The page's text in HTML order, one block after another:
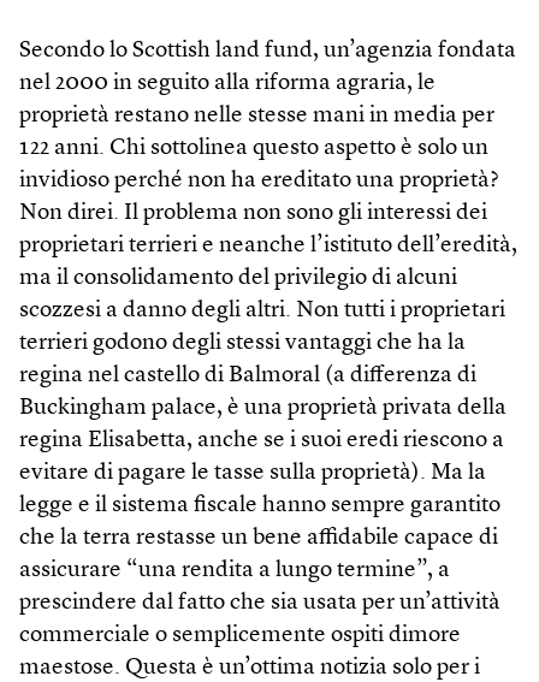
Secondo lo Scottish land fund, un’agenzia fondata
nel 2000 in seguito alla riforma agraria, le
proprietà restano nelle stesse mani in media per
122 anni. Chi sottolinea questo aspetto è solo un
invidioso perché non ha ereditato una proprietà?
Non direi. Il problema non sono gli interessi dei
proprietari terrieri e neanche l’istituto dell’eredità,
ma il consolidamento del privilegio di alcuni
scozzesi a danno degli altri. Non tutti i proprietari
terrieri godono degli stessi vantaggi che ha la
regina nel castello di Balmoral (a differenza di
Buckingham palace, è una proprietà privata della
regina Elisabetta, anche se i suoi eredi riescono a
evitare di pagare le tasse sulla proprietà). Ma la
legge e il sistema fiscale hanno sempre garantito
che la terra restasse un bene affidabile capace di
assicurare “una rendita a lungo termine”, a
prescindere dal fatto che sia usata per un’attività
commerciale o semplicemente ospiti dimore
maestose. Questa è un’ottima notizia solo per i